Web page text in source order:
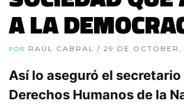
A LA
POR RAÚL CABRAL / 29 DE
Así lo aseguró el secretario
Derechos Humanos de la